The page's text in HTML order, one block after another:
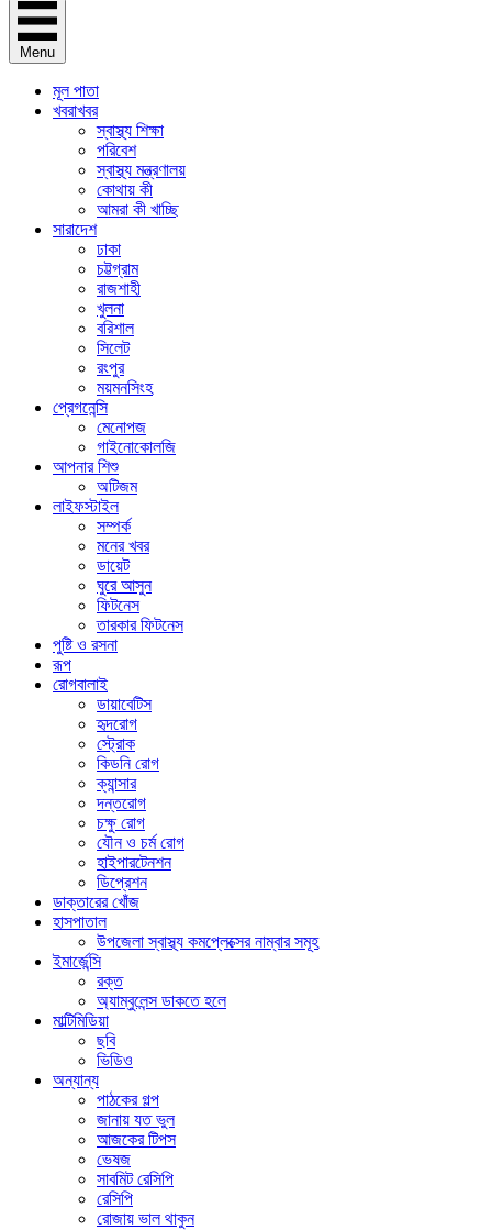
Menu
মূল পাতা
খবরাখবর
স্বাস্থ্য শিক্ষা
পরিবেশ
স্বাস্থ্য মন্ত্রণালয়
কোথায় কী
আমরা কী খাচ্ছি
সারাদেশ
ঢাকা
চট্টগ্রাম
রাজশাহী
খুলনা
বরিশাল
সিলেট
রংপুর
ময়মনসিংহ
প্রেগনেন্সি
মেনোপজ
গাইনোকোলজি
আপনার শিশু
অটিজম
লাইফস্টাইল
সম্পর্ক
মনের খবর
ডায়েট
ঘুরে আসুন
ফিটনেস
তারকার ফিটনেস
পুষ্টি ও রসনা
রূপ
রোগবালাই
ডায়াবেটিস
হৃদরোগ
স্ট্রোক
কিডনি রোগ
ক্যান্সার
দন্তরোগ
চক্ষু রোগ
যৌন ও চর্ম রোগ
হাইপারটেনশন
ডিপ্রেশন
ডাক্তারের খোঁজ
হাসপাতাল
উপজেলা স্বাস্থ্য কমপ্লেক্সের নাম্বার সমূহ
ইমার্জেন্সি
রক্ত
অ্যাম্বুলেন্স ডাকতে হলে
মাল্টিমিডিয়া
ছবি
ভিডিও
অন্যান্য
পাঠকের গল্প
জানায় যত ভুল
আজকের টিপস
ভেষজ
সাবমিট রেসিপি
রেসিপি
রোজায় ভাল থাকুন